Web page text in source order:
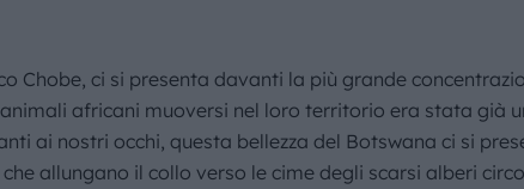
Chobe, ci si presenta davanti la più grande
africani muoversi nel loro territorio era stata già
ai nostri occhi, questa bellezza del Botswana ci si
allungano il collo verso le cime degli scarsi alberi